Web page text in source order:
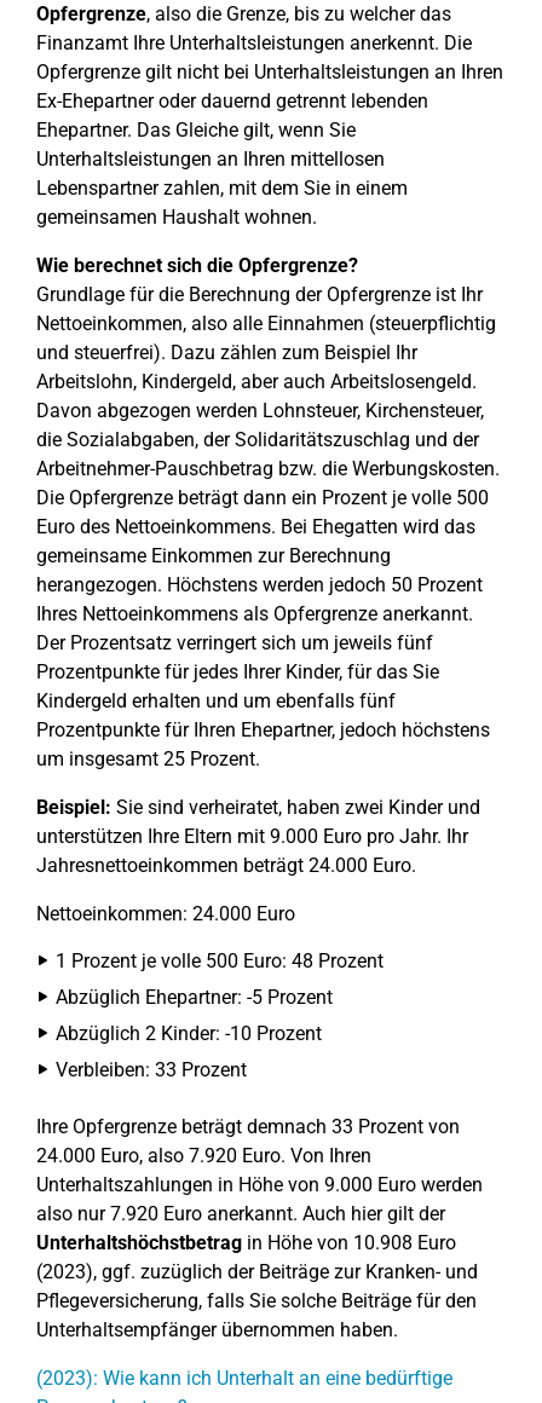
Opfergrenze, also die Grenze, bis zu welcher das
Finanzamt Ihre Unterhaltsleistungen anerkennt. Die
Opfergrenze gilt nicht bei Unterhaltsleistungen an Ihren
Ex-Ehepartner oder dauernd getrennt lebenden
Ehepartner. Das Gleiche gilt, wenn Sie
Unterhaltsleistungen an Ihren mittellosen
Lebenspartner zahlen, mit dem Sie in einem
gemeinsamen Haushalt wohnen.
Wie berechnet sich die Opfergrenze?
Grundlage für die Berechnung der Opfergrenze ist Ihr
Nettoeinkommen, also alle Einnahmen (steuerpflichtig
und steuerfrei). Dazu zählen zum Beispiel Ihr
Arbeitslohn, Kindergeld, aber auch Arbeitslosengeld.
Davon abgezogen werden Lohnsteuer, Kirchensteuer,
die Sozialabgaben, der Solidaritätszuschlag und der
Arbeitnehmer-Pauschbetrag bzw. die Werbungskosten.
Die Opfergrenze beträgt dann ein Prozent je volle 500
Euro des Nettoeinkommens. Bei Ehegatten wird das
gemeinsame Einkommen zur Berechnung
herangezogen. Höchstens werden jedoch 50 Prozent
Ihres Nettoeinkommens als Opfergrenze anerkannt.
Der Prozentsatz verringert sich um jeweils fünf
Prozentpunkte für jedes Ihrer Kinder, für das Sie
Kindergeld erhalten und um ebenfalls fünf
Prozentpunkte für Ihren Ehepartner, jedoch höchstens
um insgesamt 25 Prozent.
Beispiel: Sie sind verheiratet, haben zwei Kinder und
unterstützen Ihre Eltern mit 9.000 Euro pro Jahr. Ihr
Jahresnettoeinkommen beträgt 24.000 Euro.
Nettoeinkommen: 24.000 Euro
1 Prozent je volle 500 Euro: 48 Prozent
Abzüglich Ehepartner: -5 Prozent
Abzüglich 2 Kinder: -10 Prozent
Verbleiben: 33 Prozent
Ihre Opfergrenze beträgt demnach 33 Prozent von
24.000 Euro, also 7.920 Euro. Von Ihren
Unterhaltszahlungen in Höhe von 9.000 Euro werden
also nur 7.920 Euro anerkannt. Auch hier gilt der
Unterhaltshöchstbetrag in Höhe von 10.908 Euro
(2023), ggf. zuzüglich der Beiträge zur Kranken- und
Pflegeversicherung, falls Sie solche Beiträge für den
Unterhaltsempfänger übernommen haben.
(2023): Wie kann ich Unterhalt an eine bedürftige